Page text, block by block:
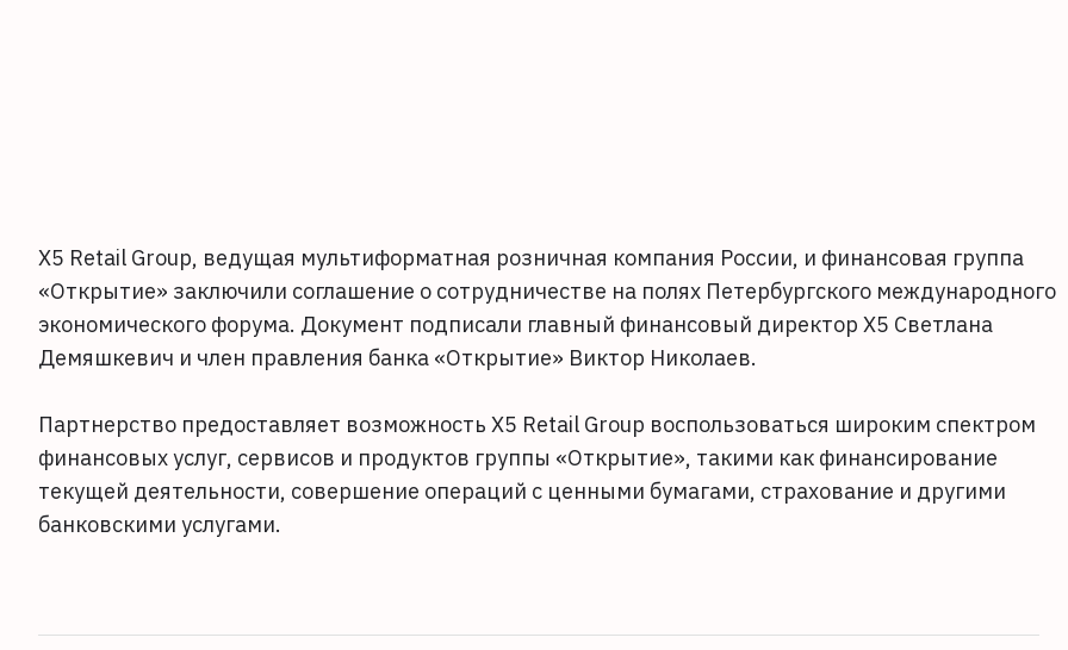
X5 Retail Group, ведущая мультиформатная розничная компания России, и финансовая группа
«Открытие» заключили соглашение о сотрудничестве на полях Петербургского международного
экономического форума. Документ подписали главный финансовый директор Х5 Светлана
Демяшкевич и член правления банка «Открытие» Виктор Николаев.
Партнерство предоставляет возможность X5 Retail Group воспользоваться широким спектром
финансовых услуг, сервисов и продуктов группы «Открытие», такими как финансирование
текущей деятельности, совершение операций с ценными бумагами, страхование и другими
банковскими услугами.